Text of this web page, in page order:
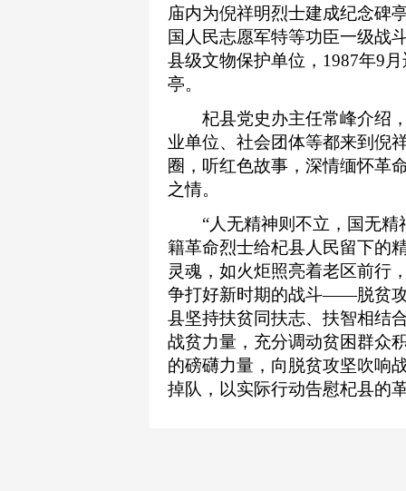
庙内为倪祥明烈士建成纪念碑
国人民志愿军特等功臣一级战
县级文物保护单位，1987年9
亭。
杞县党史办主任常峰介绍，
业单位、社会团体等都来到倪
圈，听红色故事，深情缅怀革
之情。
“人无精神则不立，国无精
籍革命烈士给杞县人民留下的
灵魂，如火炬照亮着老区前行
争打好新时期的战斗——脱贫
县坚持扶贫同扶志、扶智相结
战贫力量，充分调动贫困群众
的磅礴力量，向脱贫攻坚吹响
掉队，以实际行动告慰杞县的